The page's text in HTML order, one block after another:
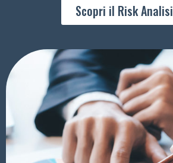
Scopri il Risk Analisi